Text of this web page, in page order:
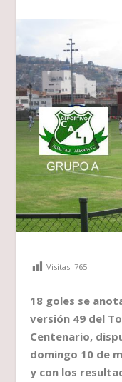
Visitas: 765
18 goles se
versión 49 del
Centenario,
domingo 10 de
y con los